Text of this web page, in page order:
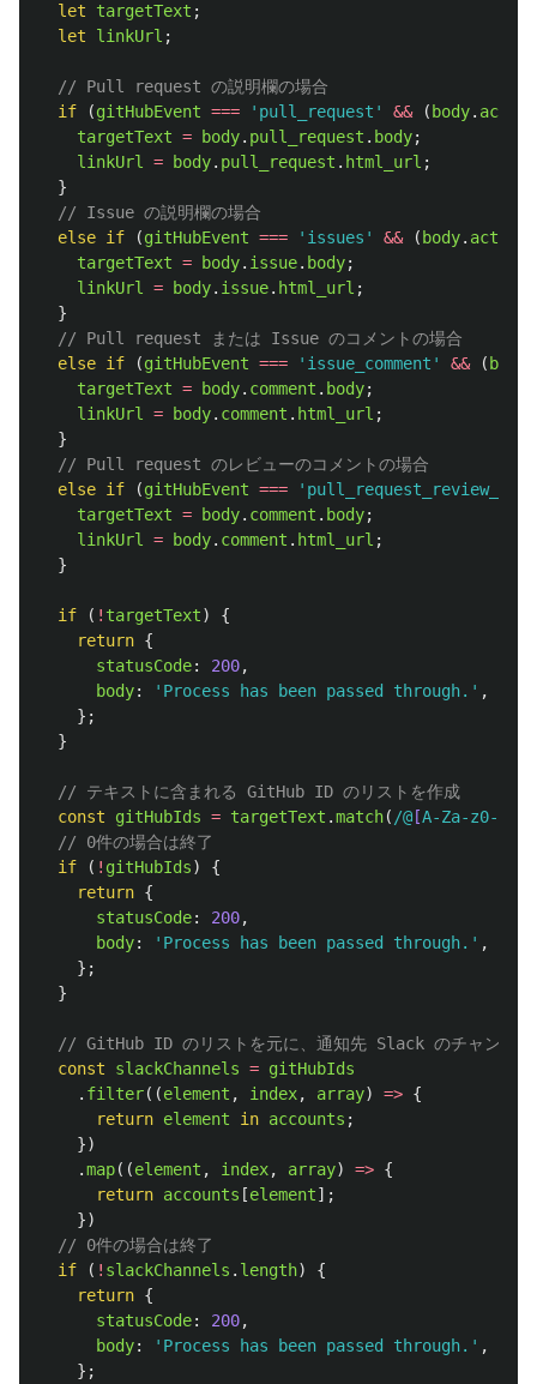
let targetText ;
let
linkUrl ;
// Pull request の説明欄の場合
if
(gitHubEvent === ' pull_request ' && ( body. action
targetText = body. pull_request . body;
linkUrl
= body. pull_request . html_url ;
}
// Issue の説明欄の場合
else if (gitHubEvent === ' issues ' && ( body. action
targetText = body. issue. body;
linkUrl
= body. issue. html_url ;
}
// Pull request または Issue のコメントの場合
else if (gitHubEvent === ' issue_comment ' && ( body
targetText = body. comment . body;
linkUrl
= body. comment . html_url ;
}
// Pull request のレビューのコメントの場合
else if (gitHubEvent === '
targetText = body. comment . body;
linkUrl
= body. comment . html_url ;
}
if ( ! targetText)
{
return {
statusCode: 200,
body: ' Process has been passed through. ' ,
};
}
// テキストに含まれる GitHub ID のリストを作成
const
gitHubIds = targetText .match( /@ [A-Za-z0-9-
// 0件の場合は終了
if
( ! gitHubIds)
{
return {
statusCode: 200,
body: ' Process has been passed through. ' ,
};
}
// GitHub ID のリストを元に、通知先 Slack のチャンネル
const
slackChannels = gitHubIds
. filter((element , index, array) => {
return element in accounts ;
})
.map((element , index, array) => {
return accounts [element];
})
// 0件の場合は終了
if
( ! slackChannels . length)
{
return {
statusCode: 200,
body: ' Process has been passed through. ' ,
};